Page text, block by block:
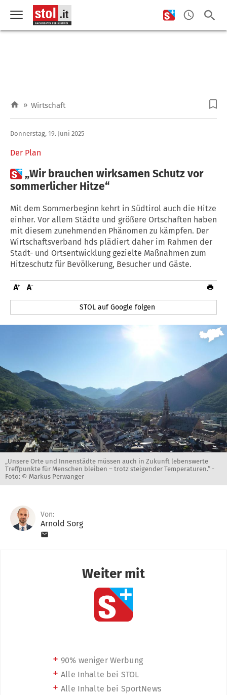
» Wirtschaft
Der Plan
Donnerstag, 19. Juni 2025
„Wir brauchen wirksamen Schutz vor
sommerlicher Hitze“
Mit dem Sommerbeginn kehrt in Südtirol auch die Hitze
einher. Vor allem Städte und größere Ortschaften haben
mit diesem zunehmenden Phänomen zu kämpfen. Der
Wirtschaftsverband hds plädiert daher im Rahmen der
Stadt- und Ortsentwicklung gezielte Maßnahmen zum
Hitzeschutz für Bevölkerung, Besucher und Gäste.
STOL auf Google folgen
„Unsere Orte und Innenstädte müssen auch in Zukunft lebenswerte
Treffpunkte für Menschen bleiben – trotz steigender Temperaturen.“ -
Foto: © Markus Perwanger
Von:
Arnold Sorg